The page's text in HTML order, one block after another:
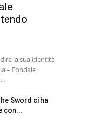
la sua identità
– Fondale
Sword ci ha
con...